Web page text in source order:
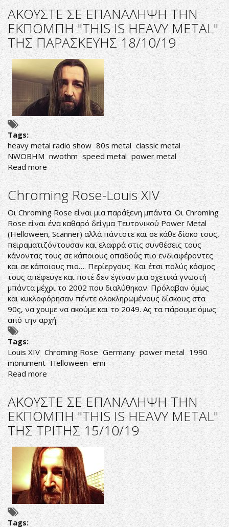
ΣΕ
ΕΠΑΝΑΛΗΨΗ
ΤΗΝ
ΕΚΠΟΜΠΗ
"THIS
IS
HEAVY
METAL"
ΤΗΣ
ΤΡΙΤΗΣ
22/10/19
AΚΟΥΣΤΕ ΣΕ ΕΠΑΝΑΛΗΨΗ ΤΗΝ
ΕΚΠΟΜΠΗ "THIS IS HEAVY METAL"
ΤΗΣ ΠΑΡΑΣΚΕΥΗΣ 18/10/19
Tags:
heavy metal radio show 80s metal classic metal
NWOBHM nwothm speed metal power metal
Read moreabout
AΚΟΥΣΤΕ
ΣΕ
ΕΠΑΝΑΛΗΨΗ
ΤΗΝ
ΕΚΠΟΜΠΗ
"THIS
IS
HEAVY
METAL"
ΤΗΣ
ΠΑΡΑΣΚΕΥΗΣ
18/10/19
Chroming Rose-Louis XIV
Οι Chroming Rose είναι μια παράξενη μπάντα. Οι Chroming
Rose είναι ένα καθαρό δείγμα Τευτονικού Power Metal
(Helloween, Scanner) αλλά πάντοτε και σε κάθε δίσκο τους,
πειραματιζόντουσαν και ελαφρά στις συνθέσεις τους
κάνοντας τους σε κάποιους οπαδούς πιο ενδιαφέροντες
και σε κάποιους πιο…. Περίεργους. Και έτσι πολύς κόσμος
τους απέφευγε και ποτέ δεν έγιναν μια σχετικά γνωστή
μπάντα μέχρι το 2002 που διαλύθηκαν. Πρόλαβαν όμως
και κυκλοφόρησαν πέντε ολοκληρωμένους δίσκους στα
90ς, να χουμε να ακούμε και το 2049. Ας τα πάρουμε όμως
από την αρχή.
Tags:
Louis XIV Chroming Rose Germany power metal 1990
monument Helloween emi
Read more about
Chroming
Rose-
Louis
XIV
AΚΟΥΣΤΕ ΣΕ ΕΠΑΝΑΛΗΨΗ ΤΗΝ
ΕΚΠΟΜΠΗ "THIS IS HEAVY METAL"
ΤΗΣ ΤΡΙΤΗΣ 15/10/19
Tags: